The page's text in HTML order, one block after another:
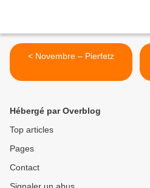
< Novembre – Pierfetz
Hébergé par Overblog
Top articles
Pages
Contact